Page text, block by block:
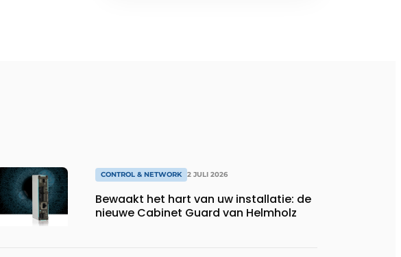
CONTROL & NETWORK 2 JULI 2026
Bewaakt het hart van uw installatie: de
nieuwe Cabinet Guard van Helmholz